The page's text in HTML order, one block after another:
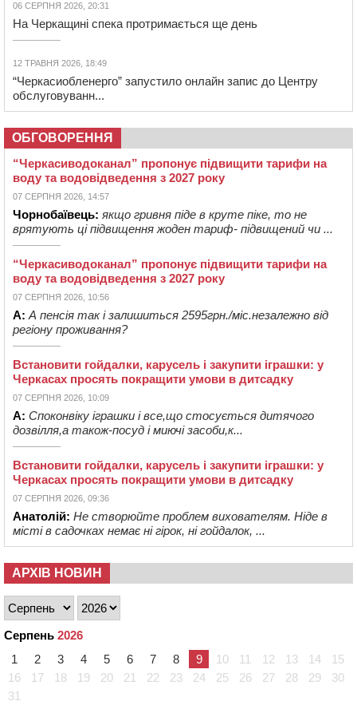
06 СЕРПНЯ 2026, 20:31
На Черкащині спека протримається ще день
12 ТРАВНЯ 2026, 18:49
“Черкасиобленерго” запустило онлайн запис до Центру
обслуговуванн...
ОБГОВОРЕННЯ
“Черкасиводоканал” пропонує підвищити тарифи на
воду та водовідведення з 2027 року
07 СЕРПНЯ 2026, 14:57
Чорнобаївець: якщо гривня піде в круте піке, то не
врятують ці підвищення жоден тариф- підвищений чи ...
“Черкасиводоканал” пропонує підвищити тарифи на
воду та водовідведення з 2027 року
07 СЕРПНЯ 2026, 10:56
А: А пенсія так і залишиться 2595грн./міс.незалежно від
регіону проживання?
Встановити гойдалки, карусель і закупити іграшки: у
Черкасах просять покращити умови в дитсадку
07 СЕРПНЯ 2026, 10:09
А: Споконвіку іграшки і все,що стосується дитячого
дозвілля,а також-посуд і миючі засоби,к...
Встановити гойдалки, карусель і закупити іграшки: у
Черкасах просять покращити умови в дитсадку
07 СЕРПНЯ 2026, 09:36
Анатолій: Не створюйте проблем вихователям. Ніде в
місті в садочках немає ні гірок, ні гойдалок, ...
АРХІВ НОВИН
Серпень 2026
1
2 3 4 5 6 7 8 9 10 11 12 13 14
15
16
17 18 19 20 21 22 23 24 25 26 27 28 29
30
31